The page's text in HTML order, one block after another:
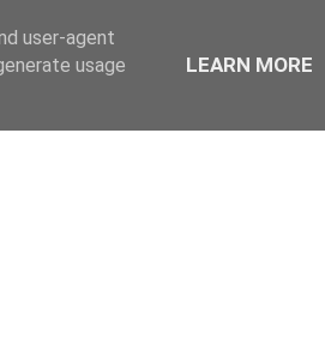
user-agent
usage
LEARN MORE